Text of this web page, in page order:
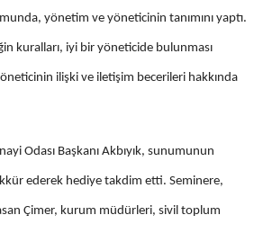
Gaziantep
Giresun
Gümüşhane
Hatay
yönetim ve yöneticinin tanımını yaptı.
kuralları, iyi bir yöneticide bulunması
ilişki ve iletişim becerileri hakkında
Odası Başkanı Akbıyık, sunumunun
ederek hediye takdim etti. Seminere,
Çimer, kurum müdürleri, sivil toplum